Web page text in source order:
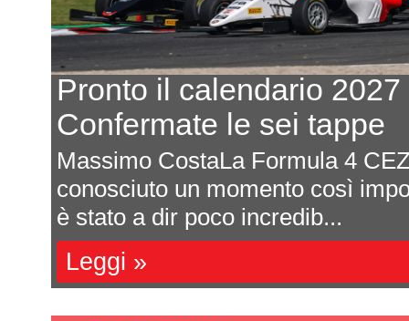
Pronto il calendario 2027
Confermate le sei tappe
Massimo CostaLa Formula 4
conosciuto un momento così
è stato a dir poco incredib...
Leggi »